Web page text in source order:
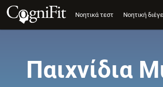
Νοητικά τεστ Νοητική
Παιχνίδια